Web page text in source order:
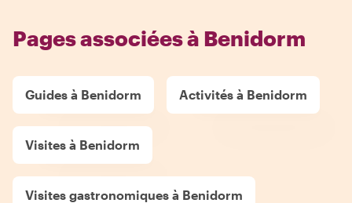
Pages associées à Benidorm
Guides à Benidorm Activités à Benidorm
Visites à Benidorm
Visites gastronomiques à Benidorm